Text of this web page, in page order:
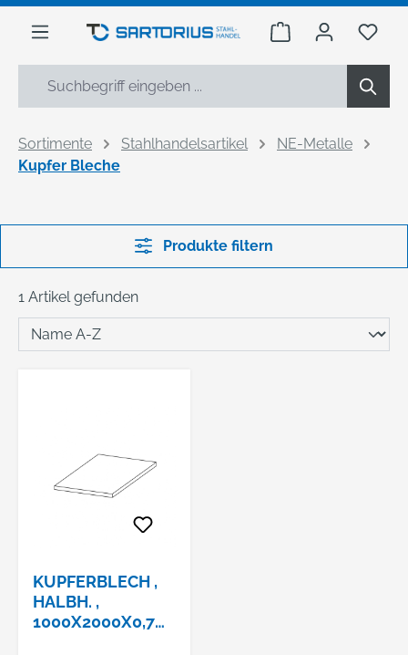
springen
Warenkorb Du
Sortimente Stahlhandelsartikel
NE-Metalle
Kupfer Bleche
Produkte filtern
1 Artikel gefunden
KUPFERBLECH ,
HALBH. ,
1000X2000X0,7